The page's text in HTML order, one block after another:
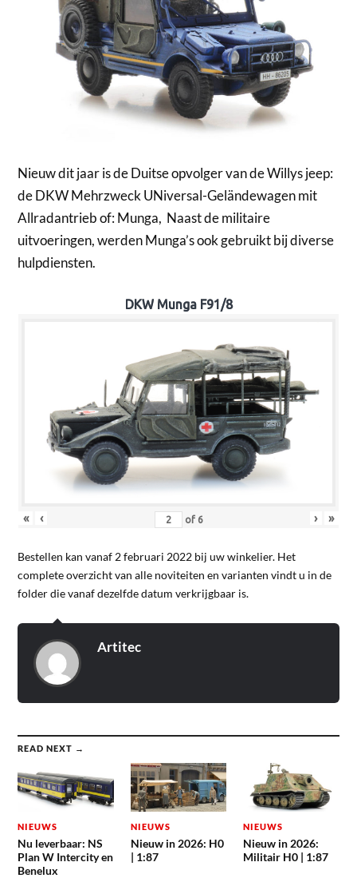
Nieuw dit jaar is de Duitse opvolger van de Willys jeep:
de DKW Mehrzweck UNiversal-Geländewagen mit
Allradantrieb of: Munga, Naast de militaire
uitvoeringen, werden Munga’s ook gebruikt bij diverse
hulpdiensten.
DKW Munga F91/8
« ‹ of 6 › »
Bestellen kan vanaf 2 februari 2022 bij uw winkelier. Het
complete overzicht van alle noviteiten en varianten vindt u in de
folder die vanaf dezelfde datum verkrijgbaar is.
Artitec
READ NEXT →
NIEUWS
Nu leverbaar: NS
Plan W Intercity en
Benelux
NIEUWS
Nieuw in 2026: H0
| 1:87
NIEUWS
Nieuw in 2026:
Militair H0 | 1:87